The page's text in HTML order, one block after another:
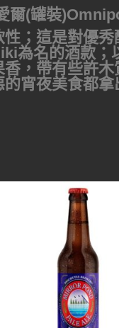
爾(罐裝
；這是對優
為名的酒款
，帶有些許
宵夜美食都